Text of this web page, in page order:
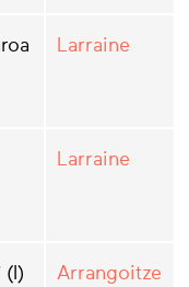
Larraine
Larraine
(I) Arrangoitze